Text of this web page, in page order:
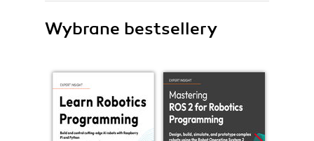
Wybrane bestsellery